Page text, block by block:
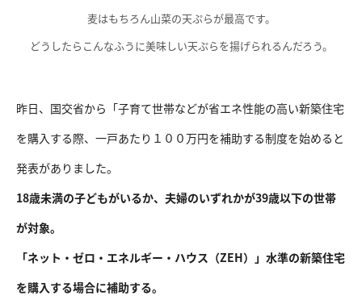
麦はもちろん山菜の天ぷらが最高です。
どうしたらこんなふうに美味しい天ぷらを揚げられるんだろう。
昨日、国交省から「子育て世帯などが省エネ性能の高い新築住宅
を購入する際、一戸あたり１００万円を補助する制度を始めると
発表がありました。
18歳未満の子どもがいるか、夫婦のいずれかが39歳以下の世帯
が対象。
「ネット・ゼロ・エネルギー・ハウス（ZEH）」水準の新築住宅
を購入する場合に補助する。